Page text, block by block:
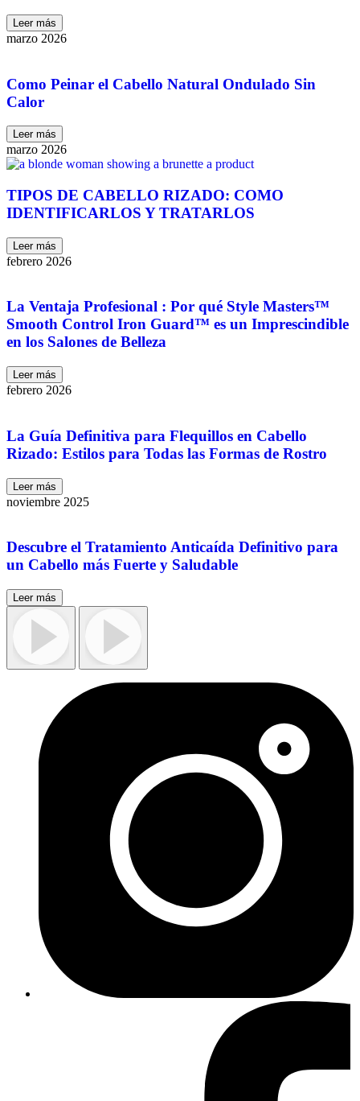
Leer más
marzo 2026
Como Peinar el Cabello Natural Ondulado Sin
Calor
Leer más
marzo 2026
TIPOS DE CABELLO RIZADO: COMO
IDENTIFICARLOS Y TRATARLOS
Leer más
febrero 2026
La Ventaja Profesional : Por qué Style Masters™
Smooth Control Iron Guard™ es un Imprescindible
en los Salones de Belleza
Leer más
febrero 2026
La Guía Definitiva para Flequillos en Cabello
Rizado: Estilos para Todas las Formas de Rostro
Leer más
noviembre 2025
Descubre el Tratamiento Anticaída Definitivo para
un Cabello más Fuerte y Saludable
Leer más